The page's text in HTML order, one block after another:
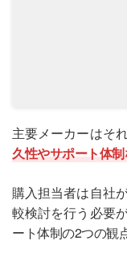
主要メーカーはそ
久性やサポート体
購入担当者は自社
較検討を行う必要
ート体制の2つの観